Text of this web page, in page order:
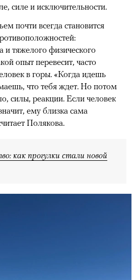
силе и исключительности.
почти всегда становится
и тяжелого физического
опыт перевесит, часто
в горы. «Когда идешь
что тебя ждет. Но потом
силы, реакции. Если человек
ему близка сама
Полякова.
как прогулки стали новой